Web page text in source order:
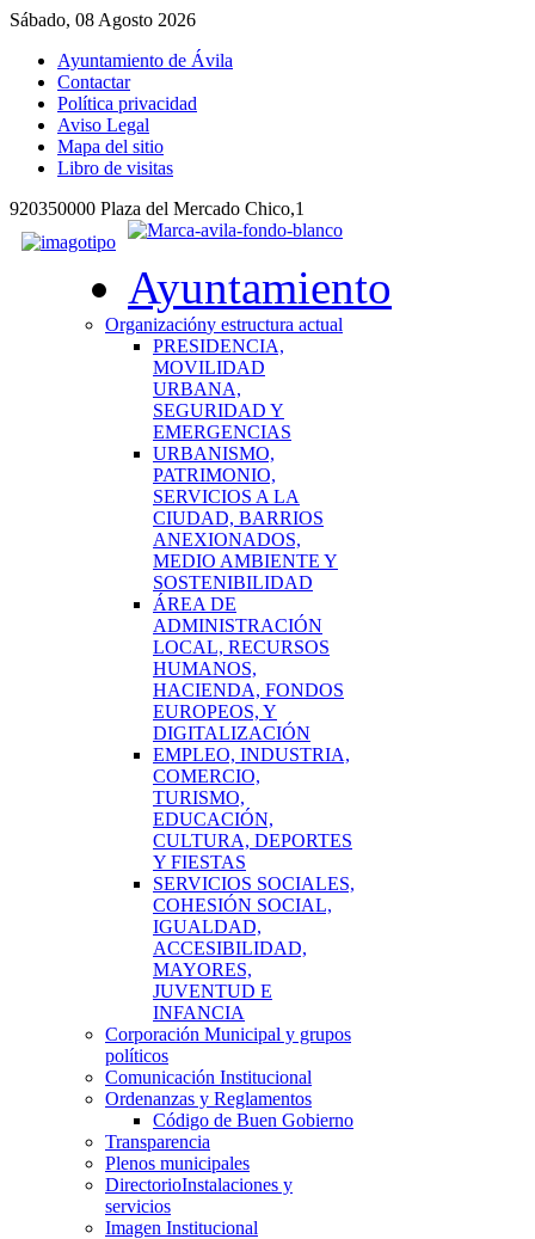
Sábado, 08 Agosto 2026
Ayuntamiento de Ávila
Contactar
Política privacidad
Aviso Legal
Mapa del sitio
Libro de visitas
920350000 Plaza del Mercado Chico,1
Ayuntamiento
Organizacióny estructura actual
PRESIDENCIA,
MOVILIDAD
URBANA,
SEGURIDAD Y
EMERGENCIAS
URBANISMO,
PATRIMONIO,
SERVICIOS A LA
CIUDAD, BARRIOS
ANEXIONADOS,
MEDIO AMBIENTE Y
SOSTENIBILIDAD
ÁREA DE
ADMINISTRACIÓN
LOCAL, RECURSOS
HUMANOS,
HACIENDA, FONDOS
EUROPEOS, Y
DIGITALIZACIÓN
EMPLEO, INDUSTRIA,
COMERCIO,
TURISMO,
EDUCACIÓN,
CULTURA, DEPORTES
Y FIESTAS
SERVICIOS SOCIALES,
COHESIÓN SOCIAL,
IGUALDAD,
ACCESIBILIDAD,
MAYORES,
JUVENTUD E
INFANCIA
Corporación Municipal y grupos
políticos
Comunicación Institucional
Ordenanzas y Reglamentos
Código de Buen Gobierno
Transparencia
Plenos municipales
DirectorioInstalaciones y
servicios
Imagen Institucional